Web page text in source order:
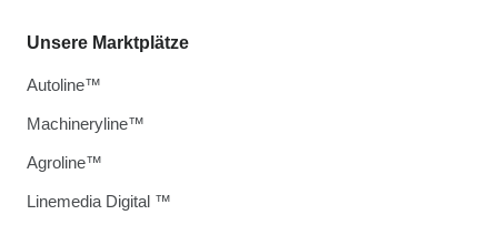
Unsere Marktplätze
Autoline™
Machineryline™
Agroline™
Linemedia Digital ™